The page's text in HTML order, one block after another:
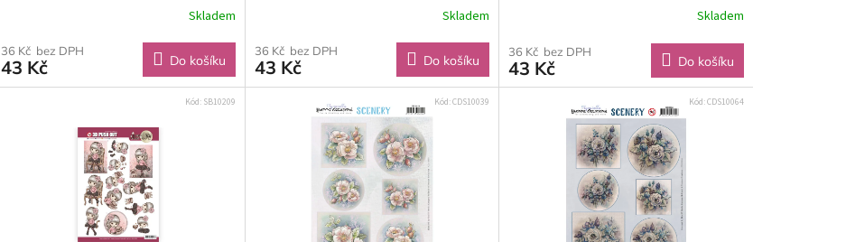
Skladem
36 Kč bez DPH
43 Kč Do košíku
Skladem
36 Kč bez DPH
43 Kč Do košíku
Skladem
36 Kč bez DPH
43 Kč Do košíku
Kód: SB10209 Kód:CDS10039 Kód:CDS10064